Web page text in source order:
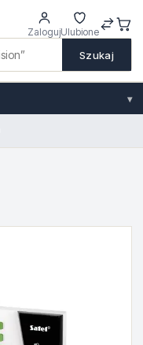
Szukaj
ZalogujUlubione
▾